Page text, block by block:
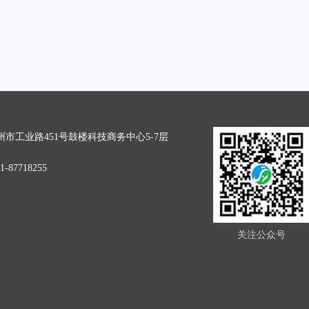
市工业路451号鼓楼科技商务中心5-7层
87718255
关注公众号